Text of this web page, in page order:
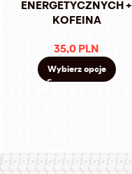
ENERGETYCZNYCH +
KOFEINA
35,0 PLN
Wybierz opcje